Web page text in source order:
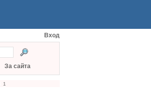
Вход
За сайта
1